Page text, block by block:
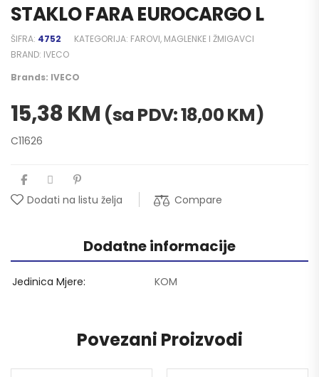
STAKLO FARA EUROCARGO L
ŠIFRA: 4752 KATEGORIJA: FAROVI, MAGLENKE I ŽMIGAVCI
BRAND: IVECO
Brands: IVECO
15,38KM (sa PDV:18,00KM)
C11626
Dodati na listu želja Compare
Dodatne informacije
Jedinica Mjere KOM
Povezani Proizvodi